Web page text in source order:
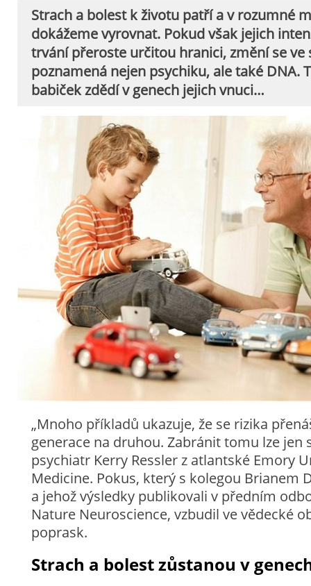
Strach a bolest k životu patří a v rozumné
dokážeme vyrovnat. Pokud však jejich
trvání přeroste určitou hranici, změní se ve
poznamená nejen psychiku, ale také DNA.
babiček zdědí v genech jejich vnuci…
„Mnoho příkladů ukazuje, že se rizika
generace na druhou. Zabránit tomu lze jen
psychiatr Kerry Ressler z atlantské Emory
Medicine. Pokus, který s kolegou Brianem
a jehož výsledky publikovali v předním
Nature Neuroscience, vzbudil ve vědecké
poprask.
Strach a bolest zůstanou v